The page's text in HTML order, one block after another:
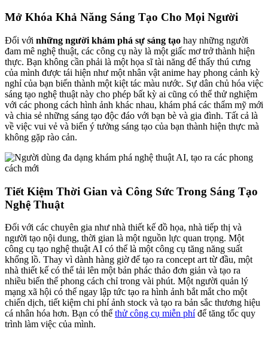
Mở Khóa Khả Năng Sáng Tạo Cho Mọi Người
Đối với những người khám phá sự sáng tạo hay những người
đam mê nghệ thuật, các công cụ này là một giấc mơ trở thành hiện
thực. Bạn không cần phải là một họa sĩ tài năng để thấy thú cưng
của mình được tái hiện như một nhân vật anime hay phong cảnh kỳ
nghỉ của bạn biến thành một kiệt tác màu nước. Sự dân chủ hóa việc
sáng tạo nghệ thuật này cho phép bất kỳ ai cũng có thể thử nghiệm
với các phong cách hình ảnh khác nhau, khám phá các thẩm mỹ mới
và chia sẻ những sáng tạo độc đáo với bạn bè và gia đình. Tất cả là
về việc vui vẻ và biến ý tưởng sáng tạo của bạn thành hiện thực mà
không gặp rào cản.
Tiết Kiệm Thời Gian và Công Sức Trong Sáng Tạo
Nghệ Thuật
Đối với các chuyên gia như nhà thiết kế đồ họa, nhà tiếp thị và
người tạo nội dung, thời gian là một nguồn lực quan trọng. Một
công cụ tạo nghệ thuật AI có thể là một công cụ tăng năng suất
khổng lồ. Thay vì dành hàng giờ để tạo ra concept art từ đầu, một
nhà thiết kế có thể tải lên một bản phác thảo đơn giản và tạo ra
nhiều biến thể phong cách chỉ trong vài phút. Một người quản lý
mạng xã hội có thể ngay lập tức tạo ra hình ảnh bắt mắt cho một
chiến dịch, tiết kiệm chi phí ảnh stock và tạo ra bản sắc thương hiệu
cá nhân hóa hơn. Bạn có thể thử công cụ miễn phíđể tăng tốc quy
trình làm việc của mình.